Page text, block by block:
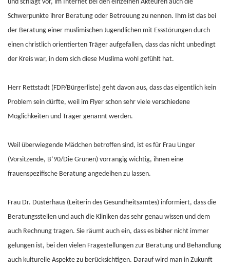
und schlägt vor, im Internet bei den einzelnen Akteuren auch die
Schwerpunkte ihrer Beratung oder Betreuung zu nennen. Ihm ist das bei
der Beratung einer muslimischen Jugendlichen mit Essstörungen durch
einen christlich orientierten Träger aufgefallen, dass das nicht unbedingt
der Kreis war, in dem sich diese Muslima wohl gefühlt hat.
Herr Rettstadt (FDP/Bürgerliste) geht davon aus, dass das eigentlich kein
Problem sein dürfte, weil im Flyer schon sehr viele verschiedene
Möglichkeiten und Träger genannt werden.
Weil überwiegende Mädchen betroffen sind, ist es für Frau Unger
(Vorsitzende, B’90/Die Grünen) vorrangig wichtig, ihnen eine
frauenspezifische Beratung angedeihen zu lassen.
Frau Dr. Düsterhaus (Leiterin des Gesundheitsamtes) informiert, dass die
Beratungsstellen und auch die Kliniken das sehr genau wissen und dem
auch Rechnung tragen. Sie räumt auch ein, dass es bisher nicht immer
gelungen ist, bei den vielen Fragestellungen zur Beratung und Behandlung
auch kulturelle Aspekte zu berücksichtigen. Darauf wird man in Zukunft